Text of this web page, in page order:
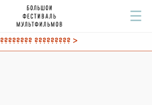
☰
???????? ????????? >